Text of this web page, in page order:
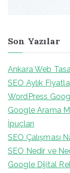
Son Yazılar
Ankara Web
SEO Aylık
WordPress
Google Arama
İpuçları
SEO Çalışması
SEO Nedir ve
Google Dijital